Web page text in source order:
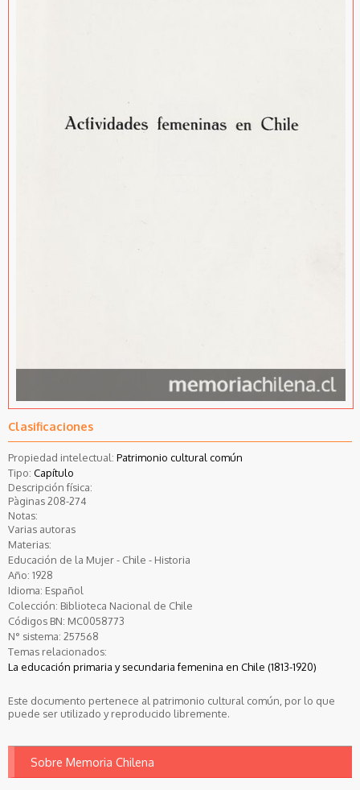
Clasificaciones
Propiedad intelectual: Patrimonio cultural común
Tipo: Capítulo
Descripción física:
Pàginas 208-274
Notas:
Varias autoras
Materias:
Educación de la Mujer - Chile - Historia
Año: 1928
Idioma: Español
Colección: Biblioteca Nacional de Chile
Códigos BN: MC0058773
N° sistema: 257568
Temas relacionados:
La educación primaria y secundaria femenina en Chile (1813-1920)
Este documento pertenece al patrimonio cultural común, por lo que
puede ser utilizado y reproducido libremente.
Sobre Memoria Chilena